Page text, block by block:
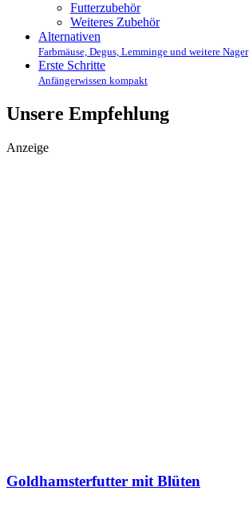
Futterzubehör
Weiteres Zubehör
Alternativen
Farbmäuse, Degus, Lemminge und weitere Nager
Erste Schritte
Anfängerwissen kompakt
Unsere Empfehlung
Anzeige
Goldhamsterfutter mit Blüten